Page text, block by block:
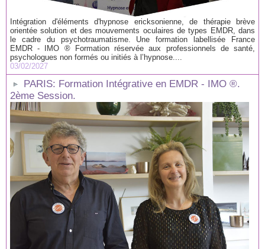
Intégration d'éléments d'hypnose ericksonienne, de thérapie brève
orientée solution et des mouvements oculaires de types EMDR, dans
le cadre du psychotraumatisme. Une formation labellisée France
EMDR - IMO ® Formation réservée aux professionnels de santé,
psychologues non formés ou initiés à l’hypnose....
03/02/2027
PARIS: Formation Intégrative en EMDR - IMO ®.
2ème Session.